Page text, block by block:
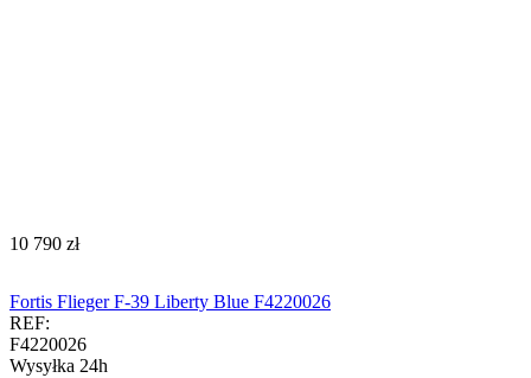
‍10 790‍ zł
Fortis Flieger F-39 Liberty Blue F4220026
REF:
F4220026
Wysyłka 24h